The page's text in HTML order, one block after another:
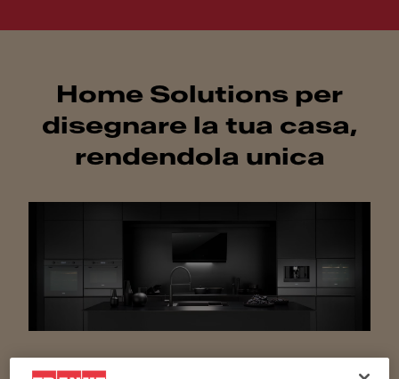
Home Solutions per
disegnare la tua casa,
rendendola unica